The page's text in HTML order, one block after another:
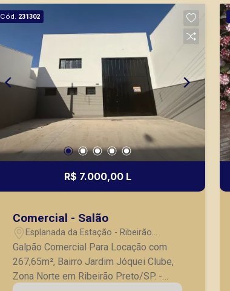
mesmo nos principais lançamentos da
cidade de Ribeirão Preto.
Cód. 231302
R$ 7.000,00 L
Comercial - Salão
Esplanada da Estação - Ribeirão
Preto/SP
Galpão Comercial Para Locação com
267,65m², Bairro Jardim Jóquei Clube,
Zona Norte em Ribeirão Preto/SP. -